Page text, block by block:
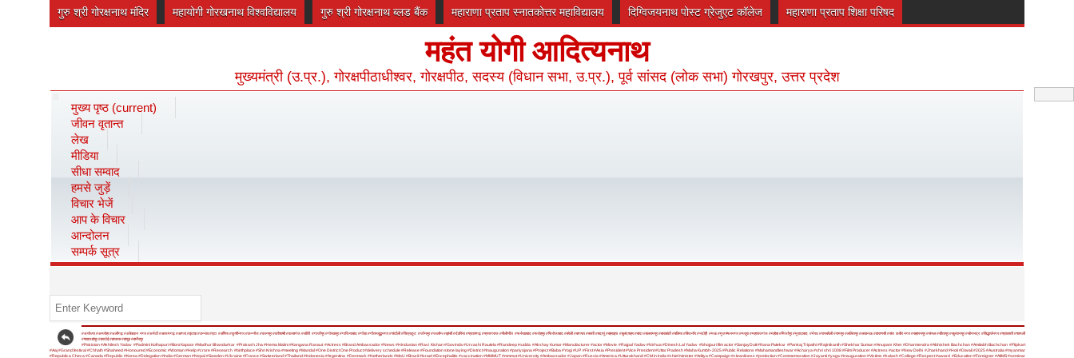
गुरु श्री गोरक्षनाथ मंदिर महायोगी गोरखनाथ विश्वविद्यालय गुरु श्री गोरक्षनाथ ब्लड बैंक महाराणा प्रताप स्नातकोत्तर महाविद्यालय दिग्विजयनाथ पोस्ट ग्रेजुएट कॉलेज महाराणा प्रताप शिक्षा परिषद
महंत योगी आदित्यनाथ
मुख्यमंत्री (उ.प्र.), गोरक्षपीठाधीश्वर, गोरक्षपीठ, सदस्य (विधान सभा, उ.प्र.), पूर्व सांसद (लोक सभा) गोरखपुर, उत्तर प्रदेश
मुख्य पृष्ठ (current)
जीवन वृतान्त
लेख
मीडिया
सीधा सम्वाद
हमसे जुड़ें
विचार भेजें
आप के विचार
आन्दोलन
सम्पर्क सूत्र
#अयोध्या#अमरोहा #अलीगढ़ #अंबेडकर नगर #अमेठी #आजमगढ़#आगरा#इटावा #उन्नाव#एटा #औरैया #कुशीनगर #कन्नौज#कानपुर#कौशाम्बी #कासगंज #खीरी #गाजीपुर #गोरखपुर #गाजियाबाद#गोंडा#गौतमबुद्धनगर #चंदौली#चित्रकूट #जौनपुर #जालौन #झांसी #देवरिया#प्रतापगढ़ #प्रयागराज #पीलीभीत #फर्रुखाबाद #फतेहपुर #फिरोजाबाद #बरेली#बागपत #बस्ती #बदायूं #बहराइच #बुलंदशहर #बांदा #बलरामपुर#बाराबंकी#बलिया #बिजनौर #भदोही #मऊ #मुजफ्फरनगर #मथुरा#महाराजगंज#महोबा #मिर्जापुर #मुरादाबाद #मेरठ #रायबरेली #रामपुर#ललितपुर#लखनऊ #वाराणसी #संत कबीर नगर #सहारनपुर#संभल#सीतापुर #सुल्तानपुर #सोनभद्र #सिद्धार्थनगर #श्रावस्ती #शामली
#शाहजहांपुर#हरदोई#हाथरस#हापुड़#हमीरपुर
#Pakistan#Akhilesh Yadav #Padmini Kolhapuri #Boni Kapoor #Madhur Bhandarkar #Prakash Jha #Hema Malini #Kangana Ranaut #Actress #Brand Ambassador#News #Hindustan #Ravi Kishan #Govinda #Urvashi Rautela #Randeep Hudda #Akshay Kumar#Manufacturer#actor #Movie #Rajpal Yadav #Nirhua#Dinesh Lal Yadav #bhojpuri film actor#SanjayDutt#Nana Patekar #Pankaj Tripathi #Rajinikanth#Shekhar Suman #Anupam Kher #Dharmendra #Abhishek Bachchan #Amitabh Bachchan #Flipkart
#Aaj#Grand festival#Chhath#Shaheed #Honoured #Economic #Woman #Help #crore #Research #birthplace #Shri Krishna #meeting #Mandal #One District One Product#delivery schedule#Release#Foundation stone laying#District#Inauguration #pariyojana #Project#Baba #Yogi #UP #First#Asia #President#Vice President#Uttar Pradesh #Maha Kumbh-2025#Public Relations #Mahamandleshwar#Acharya#shri shri 1008 #Film Producer #Actress #actor #New Delhi #Jharkhand #Holi #Diwali #2025 #Australia #myanmar
#Republica Checa#Canada#Republic #Korea#Delegation#India #German #Nepal #Sweden #Ukraine #France #Switzerland #Thailand #Indonesia #Argentina #Denmark #Netherlands #MoU #Brazil #Israel #Encephalitis #vaccination #MMMUT #mmmut#University #Ambassador#Japan#Russia#America#Uttarakhand#CM in India#chief minister#Aditya#Campaign#cleanliness #prelection #Commemoration #Jayanti #yoga #inauguration #Victims #kalash #College #Respect#award #Education #Foreigner #AIIMS #seminar